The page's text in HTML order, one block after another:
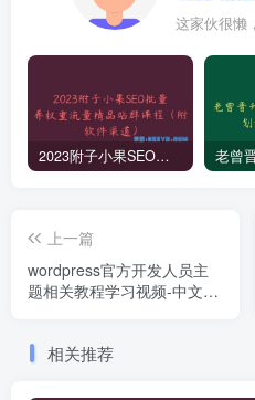
这家伙很懒
2023附子小果SEO批量养权重流量精品站群课程（附软件渠道）
上一篇
wordpress官方开发人员主
题相关教程学习视频-中文字
相关推荐